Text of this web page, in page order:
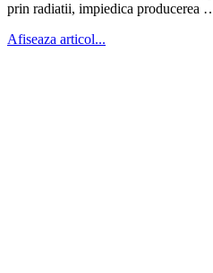
prin radiatii, impiedica producerea
Afiseaza articol...